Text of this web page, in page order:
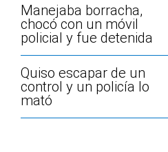
Manejaba borracha,
chocó con un móvil
policial y fue detenida
Quiso escapar de un
control y un policía lo
mató